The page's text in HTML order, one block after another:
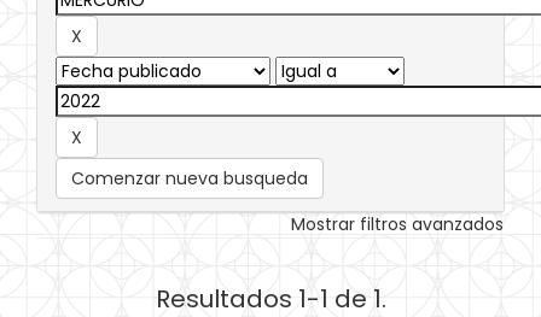
Comenzar nueva busqueda
Mostrar filtros avanzados
Resultados 1-1 de 1.